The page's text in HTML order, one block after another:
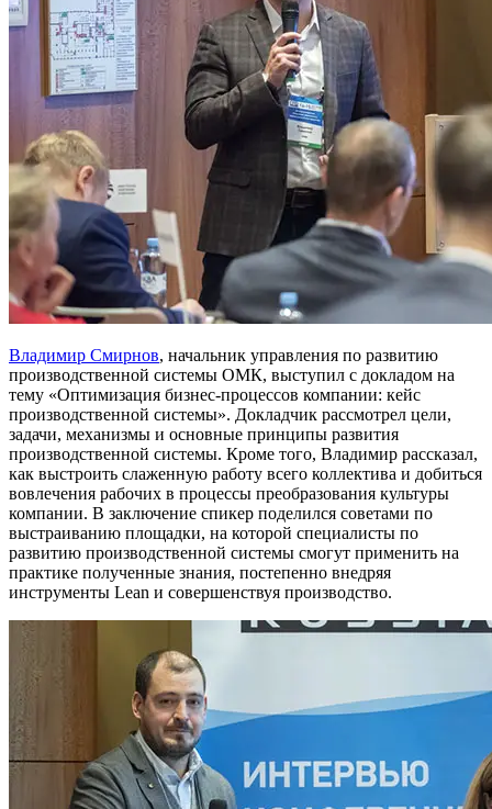
Владимир Смирнов, начальник управления по развитию
производственной системы ОМК, выступил с докладом на
тему «Оптимизация бизнес-процессов компании: кейс
производственной системы». Докладчик рассмотрел цели,
задачи, механизмы и основные принципы развития
производственной системы. Кроме того, Владимир рассказал,
как выстроить слаженную работу всего коллектива и добиться
вовлечения рабочих в процессы преобразования культуры
компании. В заключение спикер поделился советами по
выстраиванию площадки, на которой специалисты по
развитию производственной системы смогут применить на
практике полученные знания, постепенно внедряя
инструменты Lean и совершенствуя производство.